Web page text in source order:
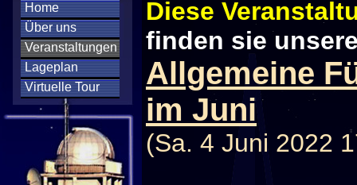
Home
Über uns
Veranstaltungen
Lageplan
Virtuelle Tour
Diese
finden sie
Allgemeine
im Juni
(Sa. 4 Juni 2022